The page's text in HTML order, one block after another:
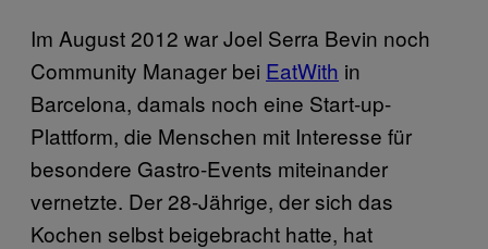
Im August 2012 war Joel Serra Bevin noch
Community Manager bei EatWith in
Barcelona, damals noch eine Start-up-
Plattform, die Menschen mit Interesse für
besondere Gastro-Events miteinander
vernetzte. Der 28-Jährige, der sich das
Kochen selbst beigebracht hatte, hat